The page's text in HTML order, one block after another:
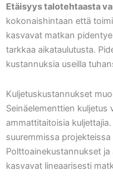
Etäisyys talotehtaasta
kokonaishintaan että
kasvavat matkan
tarkkaa aikataulutusta.
kustannuksia useilla
Kuljetuskustannukset
Seinäelementtien kuljetus
ammattitaitoisia
suuremmissa
Polttoainekustannukset
kasvavat lineaarisesti